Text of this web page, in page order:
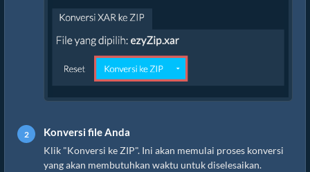
Konversi file Anda
Klik "Konversi ke ZIP". Ini akan memulai proses konversi
yang akan membutuhkan waktu untuk diselesaikan.